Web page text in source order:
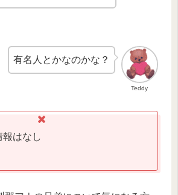
Teddy
有名人とかなのかな？
報はなし